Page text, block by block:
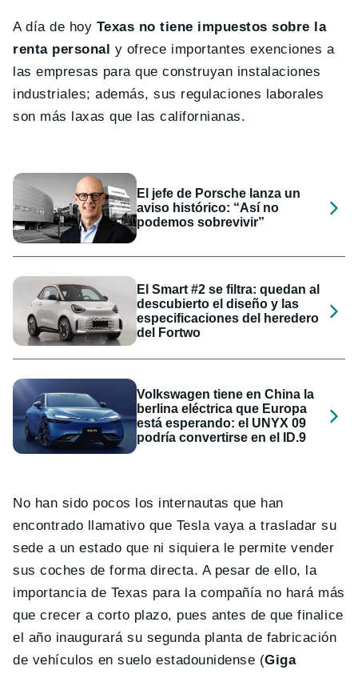
A día de hoy Texas no tiene impuestos sobre la
renta personal y ofrece importantes exenciones a
las empresas para que construyan instalaciones
industriales; además, sus regulaciones laborales
son más laxas que las californianas.
El jefe de Porsche lanza un
aviso histórico: “Así no
podemos sobrevivir”
El Smart #2 se filtra: quedan al
descubierto el diseño y las
especificaciones del heredero
del Fortwo
Volkswagen tiene en China la
berlina eléctrica que Europa
está esperando: el UNYX 09
podría convertirse en el ID.9
No han sido pocos los internautas que han
encontrado llamativo que Tesla vaya a trasladar su
sede a un estado que ni siquiera le permite vender
sus coches de forma directa. A pesar de ello, la
importancia de Texas para la compañía no hará más
que crecer a corto plazo, pues antes de que finalice
el año inaugurará su segunda planta de fabricación
de vehículos en suelo estadounidense (Giga